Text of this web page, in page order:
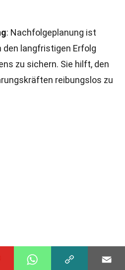
: Nachfolgeplanung ist
den langfristigen Erfolg
zu sichern. Sie hilft, den
reibungslos zu